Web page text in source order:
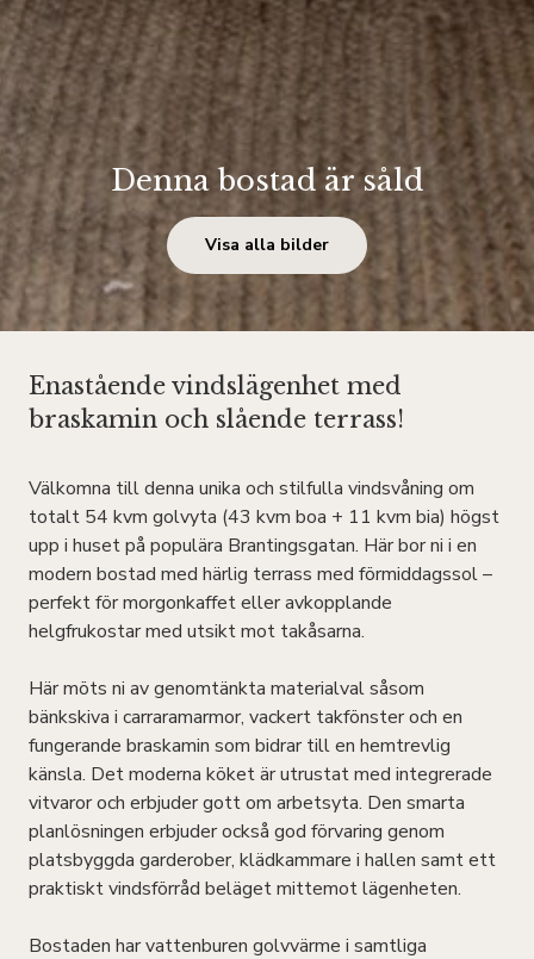
Denna bostad är såld
Visa alla bilder
Enastående vindslägenhet med
braskamin och slående terrass!
Välkomna till denna unika och stilfulla vindsvåning om
totalt 54 kvm golvyta (43 kvm boa + 11 kvm bia) högst
upp i huset på populära Brantingsgatan. Här bor ni i en
modern bostad med härlig terrass med förmiddagssol –
perfekt för morgonkaffet eller avkopplande
helgfrukostar med utsikt mot takåsarna.
Här möts ni av genomtänkta materialval såsom
bänkskiva i carraramarmor, vackert takfönster och en
fungerande braskamin som bidrar till en hemtrevlig
känsla. Det moderna köket är utrustat med integrerade
vitvaror och erbjuder gott om arbetsyta. Den smarta
planlösningen erbjuder också god förvaring genom
platsbyggda garderober, klädkammare i hallen samt ett
praktiskt vindsförråd beläget mittemot lägenheten.
Bostaden har vattenburen golvvärme i samtliga